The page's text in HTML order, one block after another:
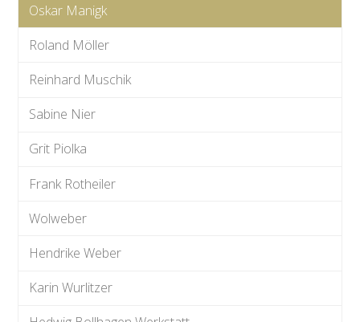
Oskar Manigk
Roland Möller
Reinhard Muschik
Sabine Nier
Grit Piolka
Frank Rotheiler
Wolweber
Hendrike Weber
Karin Wurlitzer